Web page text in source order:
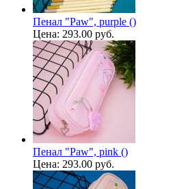
Пенал "Paw", purple ()
Цена: 293.00 руб.
Пенал "Paw", pink ()
Цена: 293.00 руб.